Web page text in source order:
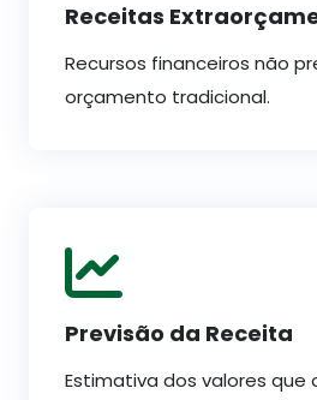
Receitas
Recursos financeiros não
orçamento tradicional.
Previsão da Receita
Estimativa dos valores que